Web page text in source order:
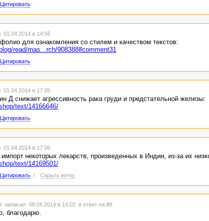
Цитировать
01.04.2014 в 14:55
для ознакомления со стилем и качеством текстов:
read/mas...rch/908388#comment31
Цитировать
01.04.2014 в 17:05
Д снижает агрессивность рака груди и предстательной железы:
text/14166646/
Цитировать
01.04.2014 в 17:06
некоторых лекарств, произведенных в Индии, из-за их
text/14169501/
Цитировать / Скрыть ветку
написал 08.04.2014 в 14:02 в ответ на #8
благодарю.